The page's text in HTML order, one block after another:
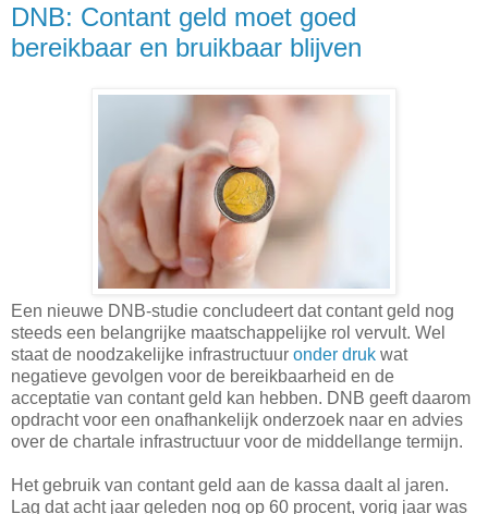
DNB: Contant geld moet goed
bereikbaar en bruikbaar blijven
Een nieuwe DNB-studie concludeert dat contant geld nog
steeds een belangrijke maatschappelijke rol vervult. Wel
staat de noodzakelijke infrastructuur onder druk wat
negatieve gevolgen voor de bereikbaarheid en de
acceptatie van contant geld kan hebben. DNB geeft daarom
opdracht voor een onafhankelijk onderzoek naar en advies
over de chartale infrastructuur voor de middellange termijn.
Het gebruik van contant geld aan de kassa daalt al jaren.
Lag dat acht jaar geleden nog op 60 procent, vorig jaar was